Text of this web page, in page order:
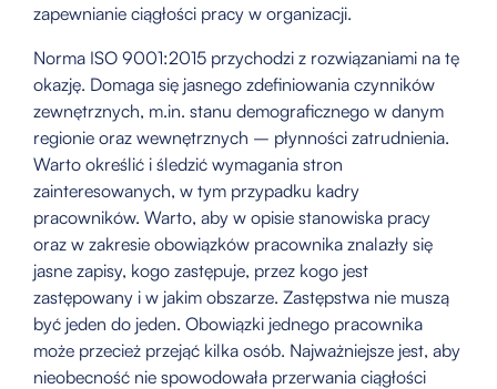
zapewnianie ciągłości pracy w organizacji.
Norma ISO 9001:2015 przychodzi z rozwiązaniami na tę
okazję. Domaga się jasnego zdefiniowania czynników
zewnętrznych, m.in. stanu demograficznego w danym
regionie oraz wewnętrznych – płynności zatrudnienia.
Warto określić i śledzić wymagania stron
zainteresowanych, w tym przypadku kadry
pracowników. Warto, aby w opisie stanowiska pracy
oraz w zakresie obowiązków pracownika znalazły się
jasne zapisy, kogo zastępuje, przez kogo jest
zastępowany i w jakim obszarze. Zastępstwa nie muszą
być jeden do jeden. Obowiązki jednego pracownika
może przecież przejąć kilka osób. Najważniejsze jest, aby
nieobecność nie spowodowała przerwania ciągłości